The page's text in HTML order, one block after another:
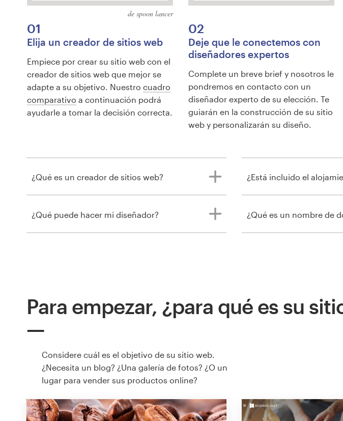
de spoon lancer
01
Elija un creador de sitios web
Empiece por crear su sitio web con el
creador de sitios web que mejor se
adapte a su objetivo. Nuestro cuadro
comparativo a continuación podrá
ayudarle a tomar la decisión correcta.
02
Deje que le conectemos con
diseñadores expertos
Complete un breve brief y nosotros le
pondremos en contacto con un
diseñador experto de su elección. Te
guiarán en la construcción de su sitio
web y personalizarán su diseño.
¿Qué es un creador de sitios web?
¿Qué puede hacer mi diseñador?
¿Está incluido el
¿Qué es un nombre de
Para empezar, ¿para qué es su
Considere cuál es el objetivo de su sitio web.
¿Necesita un blog? ¿Una galería de fotos? ¿O un
lugar para vender sus productos online?